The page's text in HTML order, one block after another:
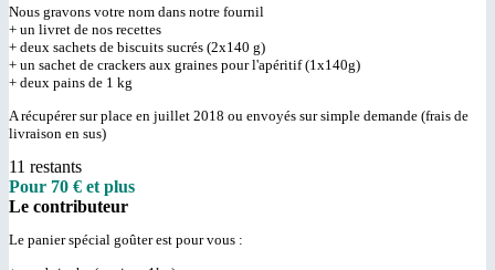
Nous gravons votre nom dans notre fournil
+ un livret de nos recettes
+ deux sachets de biscuits sucrés (2x140 g)
+ un sachet de crackers aux graines pour l'apéritif (1x140g)
+ deux pains de 1 kg
A récupérer sur place en juillet 2018 ou envoyés sur simple demande (frais de
livraison en sus)
11 restants
Pour 70 € et plus
Le contributeur
Le panier spécial goûter est pour vous :